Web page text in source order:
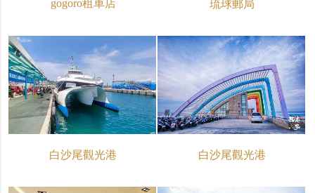
gogoro租車店 琉球郵局
白沙尾觀光港 白沙尾觀光港